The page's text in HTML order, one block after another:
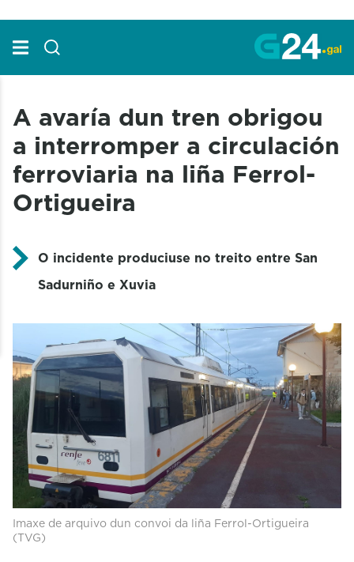
A avaría dun tren obrigou
a interromper a circulación
ferroviaria na liña Ferrol-
Ortigueira
O incidente produciuse no treito entre San
Sadurniño e Xuvia
Imaxe de arquivo dun convoi da liña Ferrol-Ortigueira
(TVG)